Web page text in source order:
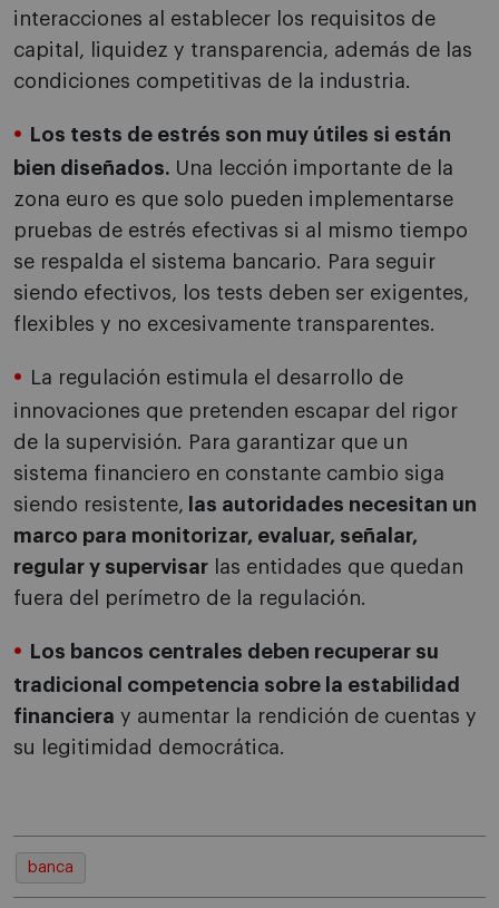
interacciones al establecer los requisitos de
capital, liquidez y transparencia, además de las
condiciones competitivas de la industria.
Los tests de estrés son muy útiles si están
bien diseñados. Una lección importante de la
zona euro es que solo pueden implementarse
pruebas de estrés efectivas si al mismo tiempo
se respalda el sistema bancario. Para seguir
siendo efectivos, los tests deben ser exigentes,
flexibles y no excesivamente transparentes.
La regulación estimula el desarrollo de
innovaciones que pretenden escapar del rigor
de la supervisión. Para garantizar que un
sistema financiero en constante cambio siga
siendo resistente, las autoridades necesitan un
marco para monitorizar, evaluar, señalar,
regular y supervisar las entidades que quedan
fuera del perímetro de la regulación.
Los bancos centrales deben recuperar su
tradicional competencia sobre la estabilidad
financiera y aumentar la rendición de cuentas y
su legitimidad democrática.
banca